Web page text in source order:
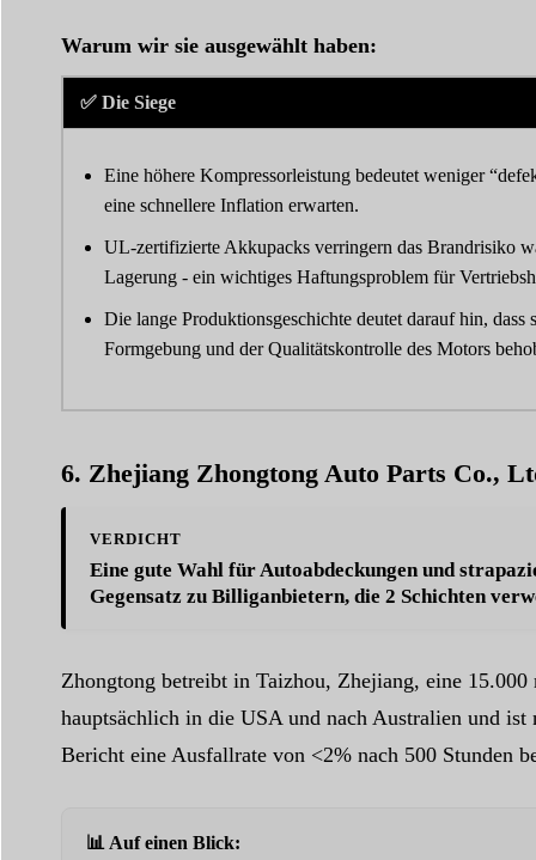
Warum wir sie ausgewählt haben:
✅ Die Siege
Eine höhere Kompressorleistung bedeutet weniger
eine schnellere Inflation erwarten.
UL-zertifizierte Akkupacks verringern das Brandrisiko
Lagerung - ein wichtiges Haftungsproblem für
Die lange Produktionsgeschichte deutet darauf hin, dass
Formgebung und der Qualitätskontrolle des Motors
6. Zhejiang Zhongtong Auto Parts Co.,
VERDICHT
Eine gute Wahl für Autoabdeckungen und
Gegensatz zu Billiganbietern, die 2 Schichten
Zhongtong betreibt in Taizhou, Zhejiang, eine
hauptsächlich in die USA und nach Australien und
Bericht eine Ausfallrate von <2% nach 500 Stunden
📊 Auf einen Blick: